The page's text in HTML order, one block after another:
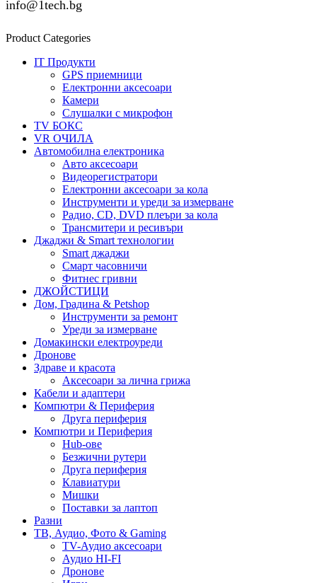
info@1tech.bg
Product Categories
IT Продукти
GPS приемници
Електронни аксесоари
Камери
Слушалки с микрофон
TV БОКС
VR ОЧИЛА
Автомобилна електроника
Авто аксесоари
Видеорегистратори
Електронни аксесоари за кола
Инструменти и уреди за измерване
Радио, CD, DVD плеъри за кола
Трансмитери и ресивъри
Джаджи & Smart технологии
Smart джаджи
Смарт часовничи
Фитнес гривни
ДЖОЙСТИЦИ
Дом, Градина & Petshop
Инструменти за ремонт
Уреди за измерване
Домакински електроуреди
Дронове
Здраве и красота
Аксесоари за лична грижа
Кабели и адаптери
Компютри & Периферия
Друга периферия
Компютри и Периферия
Hub-ове
Безжични рутери
Друга периферия
Клавиатури
Мишки
Поставки за лаптоп
Разни
ТВ, Аудио, Фото & Gaming
TV-Аудио аксесоари
Аудио HI-FI
Дронове